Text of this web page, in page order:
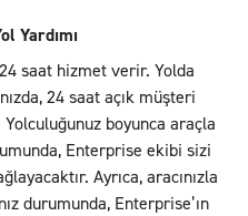
Yardımı
saat hizmet verir. Yolda
24 saat açık müşteri
boyunca araçla
Enterprise ekibi sizi
Ayrıca, aracınızla
durumunda, Enterprise’ın